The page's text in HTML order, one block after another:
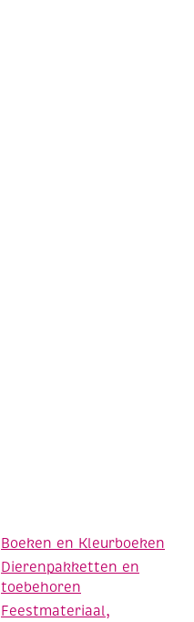
Boeken en Kleurboeken
Dierenpakketten en
toebehoren
Feestmateriaal,